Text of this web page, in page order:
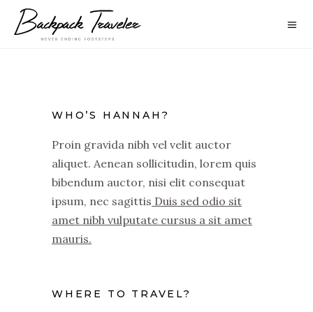
WHO’S HANNAH?
Proin gravida nibh vel velit auctor
aliquet. Aenean sollicitudin, lorem quis
bibendum auctor, nisi elit consequat
ipsum, nec sagittis Duis sed odio sit
amet nibh vulputate cursus a sit amet
mauris.
WHERE TO TRAVEL?